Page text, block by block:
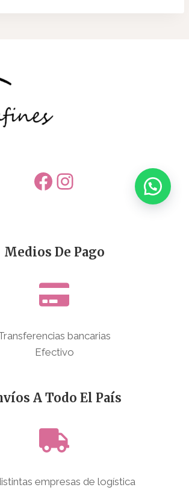
Facebook
Instagram
Medios De Pago
bancarias
Efectivo
A Todo El País
empresas de logística